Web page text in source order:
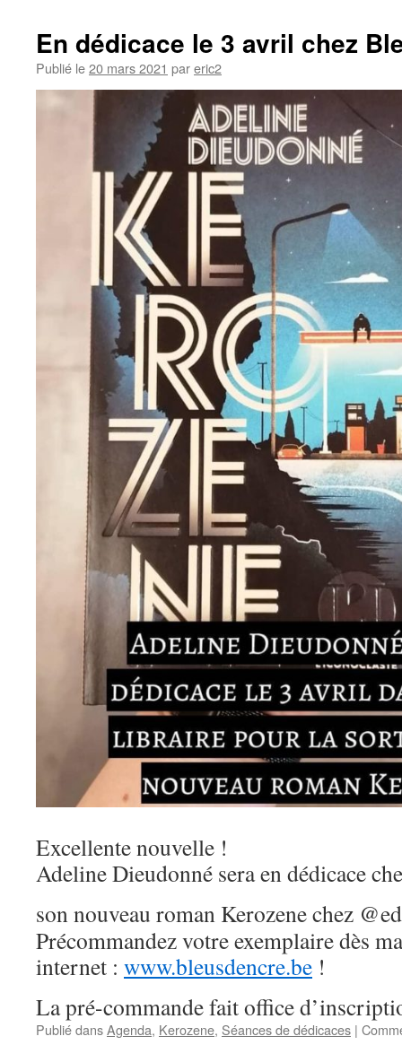
ligne
le
En dédicace le 3 avril chez
Publié le20 mars 2021 pareric2
Excellente nouvelle !
Adeline Dieudonné sera en dédicace
son nouveau roman Kerozene chez
Précommandez votre exemplaire dès
internet : www.bleusdencre.be !
La pré-commande fait office
Publié dansAgenda, Kerozene, Séances de dédicaces |